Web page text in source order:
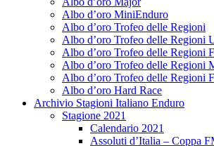
Albo d’oro MiniEnduro
Albo d’oro Trofeo delle Regioni
Albo d’oro Trofeo delle Regioni
Albo d’oro Trofeo delle Regioni
Albo d’oro Trofeo delle Regioni
Albo d’oro Trofeo delle Regioni
Albo d’oro Hard Race
Archivio Stagioni Italiano Enduro
Stagione 2021
Calendario 2021
Assoluti d’Italia – Coppa